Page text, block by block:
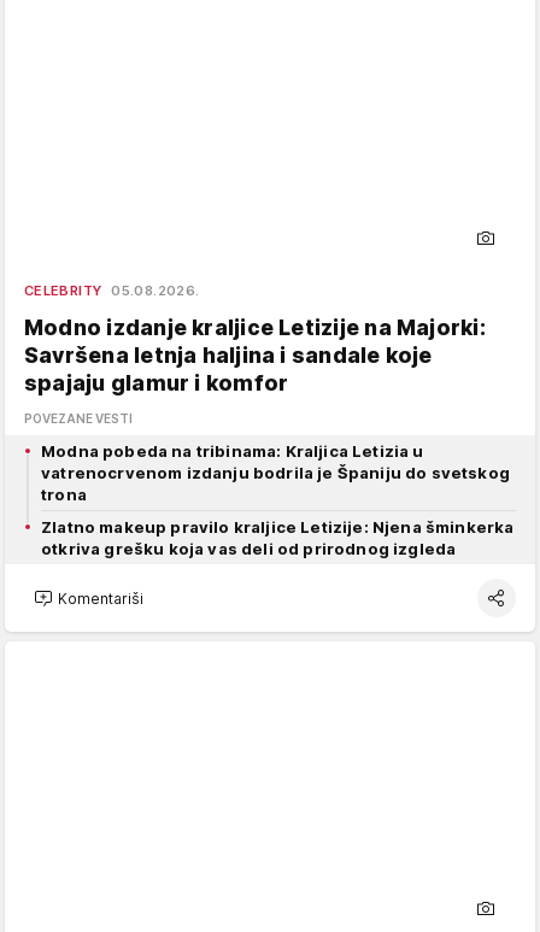
CELEBRITY 05.08.2026.
Modno izdanje kraljice Letizije na Majorki:
Savršena letnja haljina i sandale koje
spajaju glamur i komfor
POVEZANE VESTI
Modna pobeda na tribinama: Kraljica Letizia u
vatrenocrvenom izdanju bodrila je Španiju do svetskog
trona
Zlatno makeup pravilo kraljice Letizije: Njena šminkerka
otkriva grešku koja vas deli od prirodnog izgleda
Komentariši